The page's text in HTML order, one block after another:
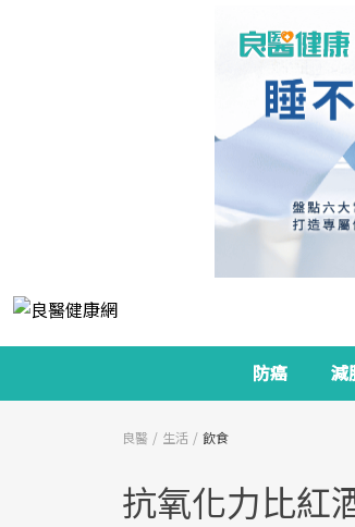
防癌 減
良醫 生活 飲食
抗氧化力比紅